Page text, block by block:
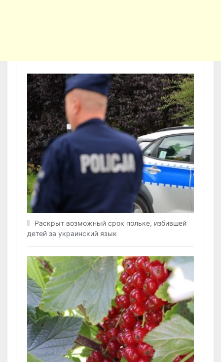
Раскрыт возможный срок польке, избившей
детей за украинский язык